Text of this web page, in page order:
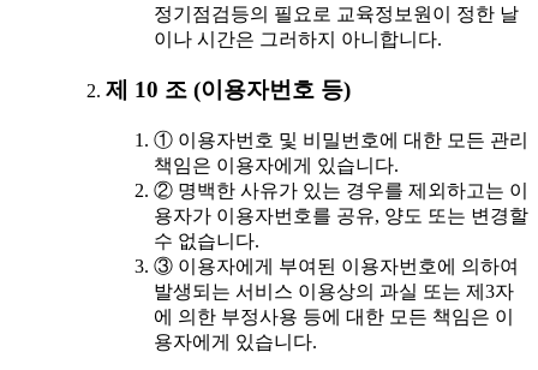
정기점검등의 필요로 교육정보원이 정한 날
이나 시간은 그러하지 아니합니다.
제 10 조 (이용자번호 등)
① 이용자번호 및 비밀번호에 대한 모든 관리
책임은 이용자에게 있습니다.
② 명백한 사유가 있는 경우를 제외하고는 이
용자가 이용자번호를 공유, 양도 또는 변경할
수 없습니다.
③ 이용자에게 부여된 이용자번호에 의하여
발생되는 서비스 이용상의 과실 또는 제3자
에 의한 부정사용 등에 대한 모든 책임은 이
용자에게 있습니다.